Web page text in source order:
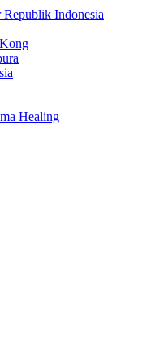
Indonesia
Healing